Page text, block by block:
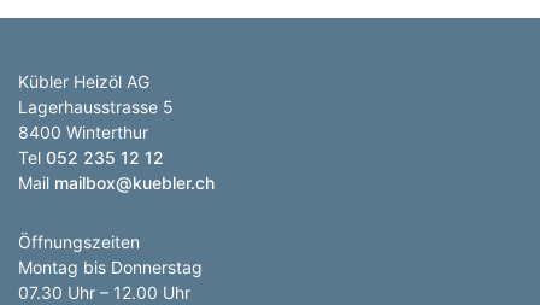
Kübler Heizöl AG
Lagerhausstrasse 5
8400 Winterthur
Tel 052 235 12 12
Mail mailbox@kuebler.ch
Öffnungszeiten
Montag bis Donnerstag
07.30 Uhr – 12.00 Uhr